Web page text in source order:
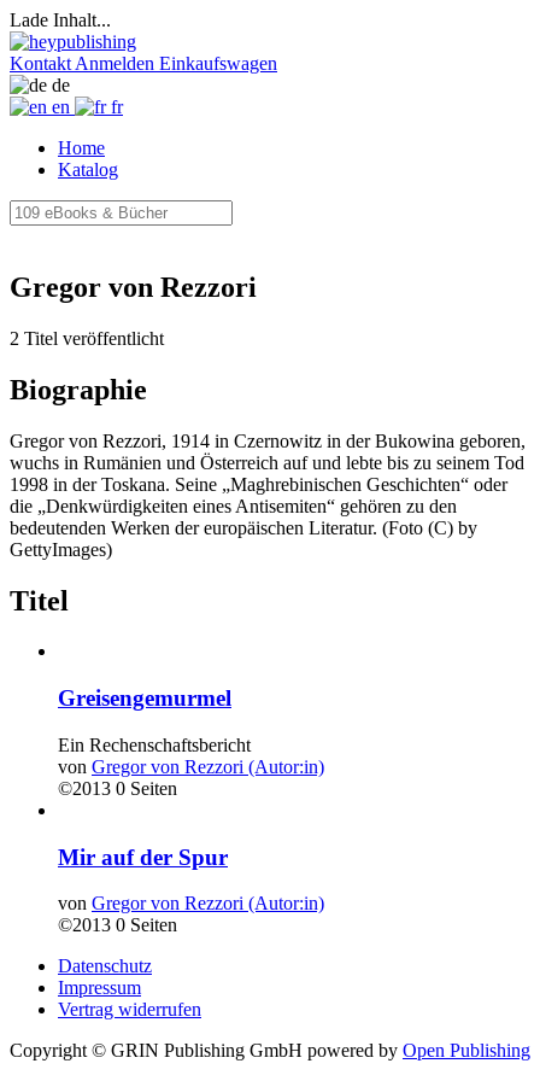
Lade Inhalt...
Kontakt Anmelden Einkaufswagen
de
en
fr
Home
Katalog
Gregor von Rezzori
2 Titel veröffentlicht
Biographie
Gregor von Rezzori, 1914 in Czernowitz in der Bukowina geboren,
wuchs in Rumänien und Österreich auf und lebte bis zu seinem Tod
1998 in der Toskana. Seine „Maghrebinischen Geschichten“ oder
die „Denkwürdigkeiten eines Antisemiten“ gehören zu den
bedeutenden Werken der europäischen Literatur. (Foto (C) by
GettyImages)
Titel
Greisengemurmel
Ein Rechenschaftsbericht
von Gregor von Rezzori (Autor:in)
©2013 0 Seiten
Mir auf der Spur
von Gregor von Rezzori (Autor:in)
©2013 0 Seiten
Datenschutz
Impressum
Vertrag widerrufen
Copyright © GRIN Publishing GmbH powered by Open Publishing